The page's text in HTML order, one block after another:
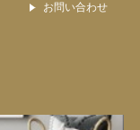
お問い合わせ